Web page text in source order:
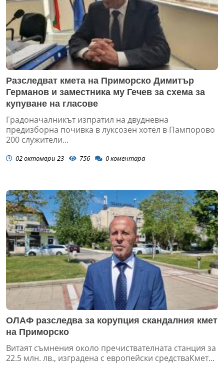
Разследват кмета на Приморско Димитър
Германов и заместника му Гечев за схема за
купуване на гласове
Градоначалникът изпратил на двудневна
предизборна почивка в луксозен хотел в Пампорово
200 служители...
02 октомври 23 756 0коментара
ОЛАФ разследва за корупция скандалния кмет
на Приморско
Витаят съмнения около пречиствателната станция за
22.5 млн. лв., изградена с европейски средстваКмет...